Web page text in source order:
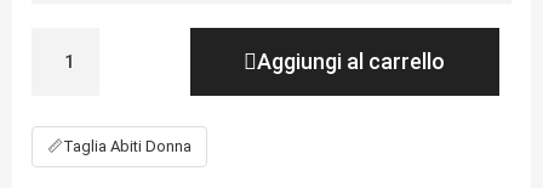
Aggiungi al carrello
📏Taglia Abiti Donna